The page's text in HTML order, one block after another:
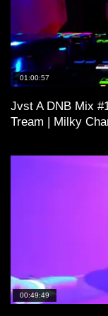
01:00:57
Jvst A DNB Mix
Tream | Milky
00:49:49